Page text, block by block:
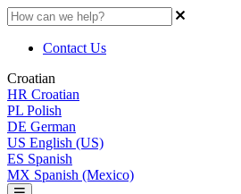
Contact Us
Croatian
HR Croatian
PL Polish
DE German
US English (US)
ES Spanish
MX Spanish (Mexico)